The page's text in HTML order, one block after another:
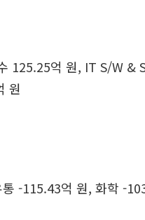
125.25억 원, IT S/W &
원
-115.43억 원, 화학 -